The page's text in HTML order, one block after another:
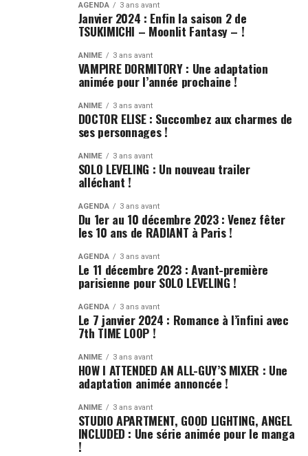
AGENDA 3 ans avant
Janvier 2024 : Enfin la saison 2 de
TSUKIMICHI – Moonlit Fantasy – !
ANIME 3 ans avant
VAMPIRE DORMITORY : Une adaptation
animée pour l’année prochaine !
ANIME 3 ans avant
DOCTOR ELISE : Succombez aux charmes de
ses personnages !
ANIME 3 ans avant
SOLO LEVELING : Un nouveau trailer
alléchant !
AGENDA 3 ans avant
Du 1er au 10 décembre 2023 : Venez fêter
les 10 ans de RADIANT à Paris !
AGENDA 3 ans avant
Le 11 décembre 2023 : Avant-première
parisienne pour SOLO LEVELING !
AGENDA 3 ans avant
Le 7 janvier 2024 : Romance à l’infini avec
7th TIME LOOP !
ANIME 3 ans avant
HOW I ATTENDED AN ALL-GUY’S MIXER : Une
adaptation animée annoncée !
ANIME 3 ans avant
STUDIO APARTMENT, GOOD LIGHTING, ANGEL
INCLUDED : Une série animée pour le manga
!